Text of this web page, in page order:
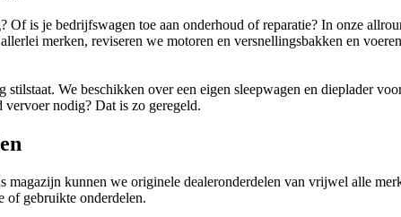
is je bedrijfswagen toe aan onderhoud of reparatie? In onze
merken, reviseren we motoren en versnellingsbakken en
We beschikken over een eigen sleepwagen en dieplader
nodig? Dat is zo geregeld.
magazijn kunnen we originele dealeronderdelen van vrijwel alle
of gebruikte onderdelen.